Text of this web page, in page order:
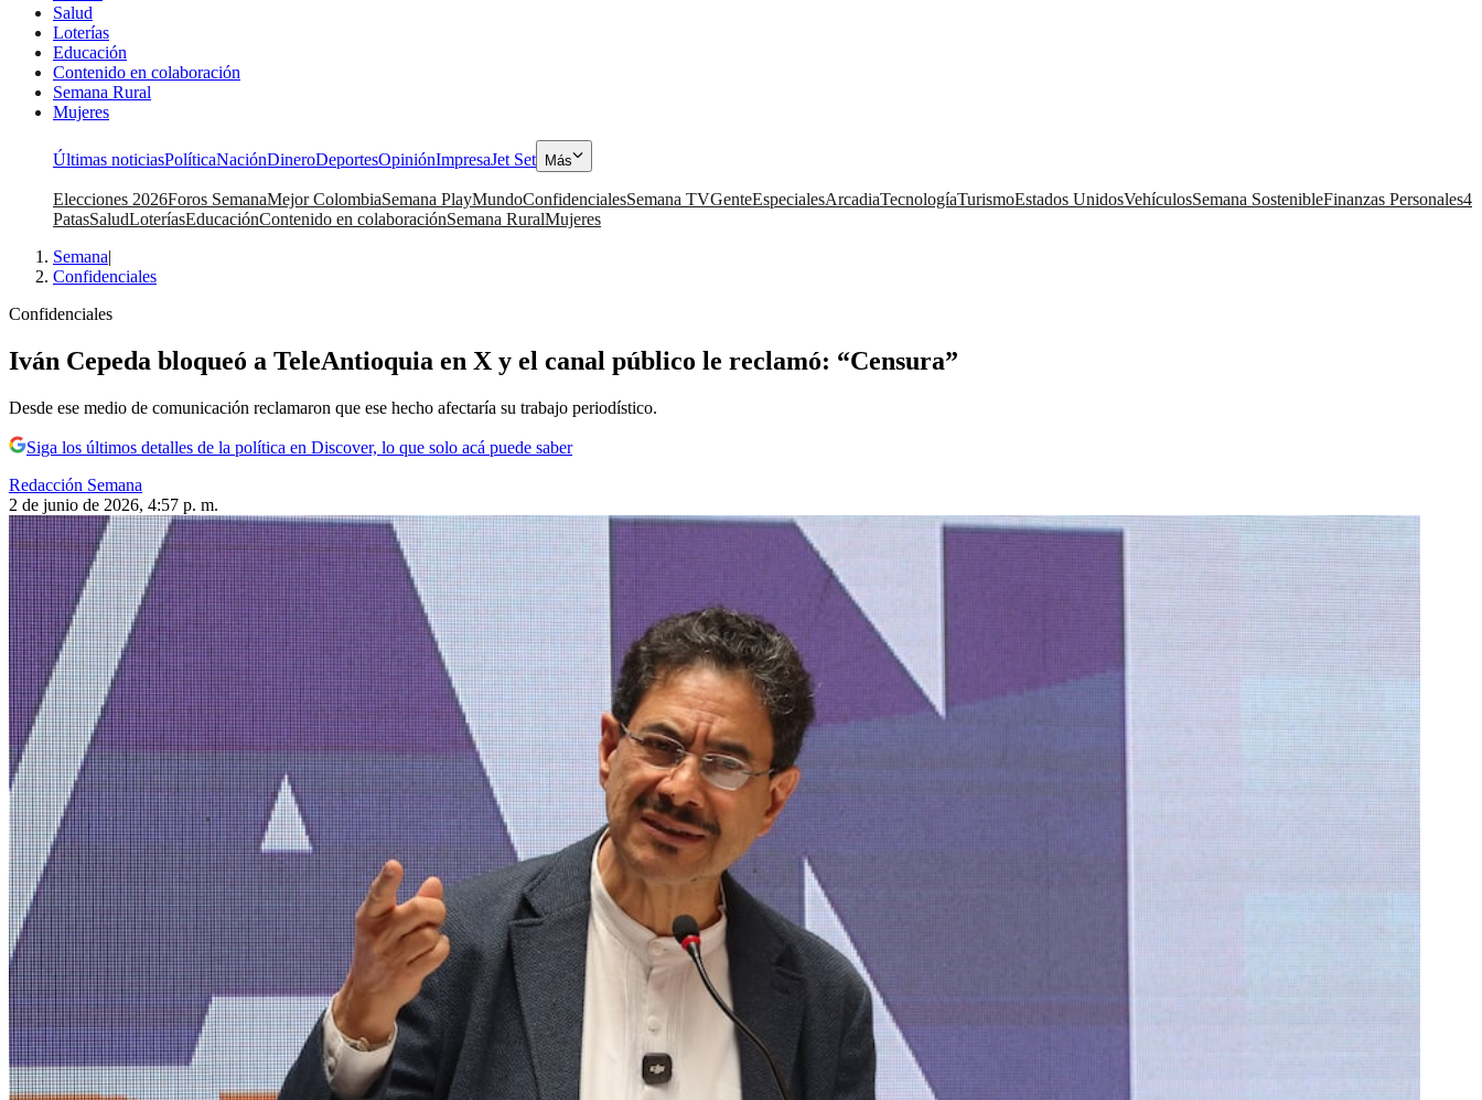
Salud
Loterías
Educación
Contenido en colaboración
Semana Rural
Mujeres
Últimas noticiasPolíticaNaciónDineroDeportesOpiniónImpresaJet Set Más
Elecciones 2026Foros SemanaMejor ColombiaSemana PlayMundoConfidencialesSemana TVGenteEspecialesArcadiaTecnologíaTurismoEstados UnidosVehículosSemana SostenibleFinanzas Personales4
PatasSaludLoteríasEducaciónContenido en colaboraciónSemana RuralMujeres
Semana|
Confidenciales
Confidenciales
Iván Cepeda bloqueó a TeleAntioquia en X y el canal público le reclamó: “Censura”
Desde ese medio de comunicación reclamaron que ese hecho afectaría su trabajo periodístico.
Siga los últimos detalles de la política en Discover, lo que solo acá puede saber
Redacción Semana
2 de junio de 2026, 4:57 p. m.